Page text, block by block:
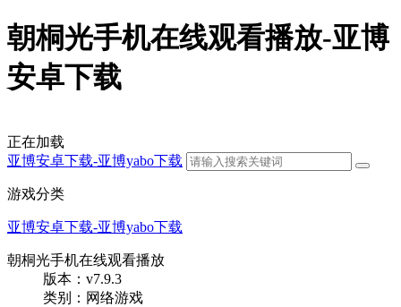
朝桐光手机在线观看播放-亚博
安卓下载
正在加载
亚博安卓下载-亚博yabo下载
游戏分类
亚博安卓下载-亚博yabo下载
朝桐光手机在线观看播放
版本：v7.9.3
类别：网络游戏